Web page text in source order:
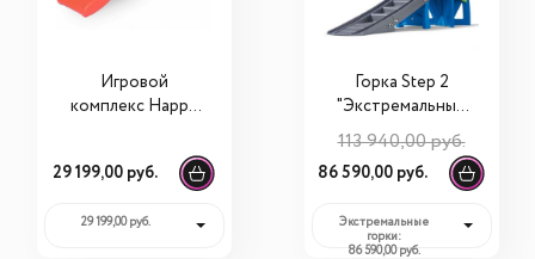
Игровой
комплекс Happy
баскетбольным
кольцом, муз.
29 199,00 руб.
29 199,00 руб.
Горка Step 2
"Экстремальные
горки" 8516KR
113 940,00 руб.
86 590,00 руб.
Экстремальные
горки:
86 590,00 руб.